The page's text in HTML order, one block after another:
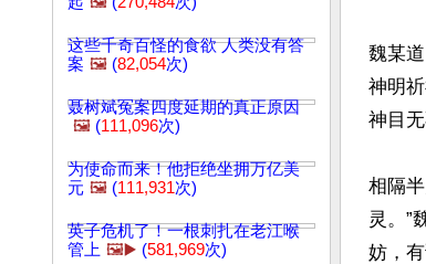
这些千奇百怪的食欲 人类没有答
案 🖼️ (82,054次)
聂树斌冤案四度延期的真正原因
🖼️ (111,096次)
为使命而来！他拒绝坐拥万亿美
元 🖼️ (111,931次)
英子危机了！一根刺扎在老江喉
管上 🖼️▶️ (581,969次)
魏某
神明
神目
相隔
灵。”
妨，